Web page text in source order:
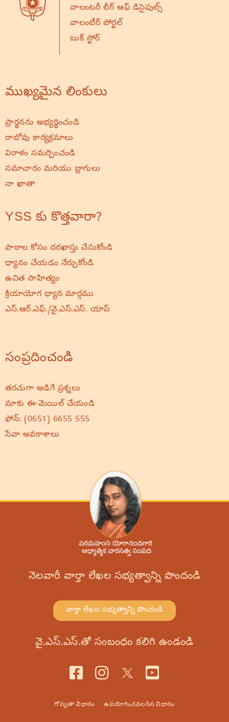
వాలంటరీ లీగ్ ఆఫ్ డిసైపుల్స్
వాలంటీర్ పోర్టల్
బుక్ స్టోర్
ముఖ్యమైన లింకులు
ప్రార్థనను అభ్యర్థించండి
రాబోవు కార్యక్రమాలు
విరాళం సమర్పించండి
సమాచారం మరియు బ్లాగులు
నా ఖాతా
YSS కు కొత్తవారా?
పాఠాల కోసం దరఖాస్తు చేసుకోండి
ధ్యానం చేయడం నేర్చుకోండి
ఉచిత సాహిత్యం
క్రియాయోగ ధ్యాన మార్గము
ఎస్.ఆర్.ఎఫ్./వై.ఎస్.ఎస్. యాప్
సంప్రదించండి
తరచుగా అడిగే ప్రశ్నలు
మాకు ఈ-మెయిల్ చేయండి
ఫోన్: (0651) 6655 555
సేవా అవకాశాలు
నెలవారీ వార్తా లేఖల సభ్యత్వాన్ని పొందండి
వార్తా లేఖల సభ్యత్వాన్ని పొందండి
వై.ఎస్.ఎస్.తో సంబంధం కలిగి ఉండండి
గోప్యతా విధానం ఉపయోగించవలసిన విధానం